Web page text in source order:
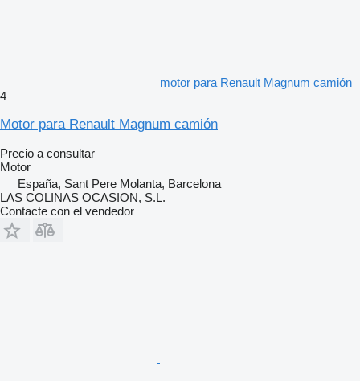
motor para Renault Magnum camión
4
Motor para Renault Magnum camión
Precio a consultar
Motor
España, Sant Pere Molanta, Barcelona
LAS COLINAS OCASION, S.L.
Contacte con el vendedor